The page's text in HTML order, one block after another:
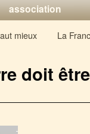
association
mieux
La
doit